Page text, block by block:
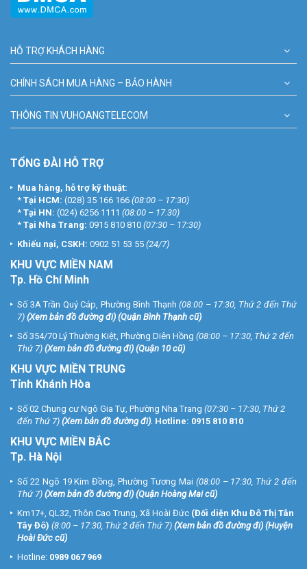
HỖ TRỢ KHÁCH HÀNG
CHÍNH SÁCH MUA HÀNG – BẢO HÀNH
THÔNG TIN VUHOANGTELECOM
TỔNG ĐÀI HỖ TRỢ
Mua hàng, hỗ trợ kỹ thuật:
* Tại HCM: (028) 35 166 166 (08:00 – 17:30)
* Tại HN: (024) 6256 1111 (08:00 – 17:30)
* Tại Nha Trang: 0915 810 810 (07:30 – 17:30)
Khiếu nại, CSKH: 0902 51 53 55 (24/7)
KHU VỰC MIỀN NAM
Tp. Hồ Chí Minh
Số 3A Trần Quý Cáp, Phường Bình Thạnh (08:00 – 17:30, Thứ 2 đến Thứ
7) (Xem bản đồ đường đi) (Quận Bình Thạnh cũ)
Số 354/70 Lý Thường Kiệt, Phường Diên Hồng (08:00 – 17:30, Thứ 2 đến
Thứ 7) (Xem bản đồ đường đi) (Quận 10 cũ)
KHU VỰC MIỀN TRUNG
Tỉnh Khánh Hòa
Số 02 Chung cư Ngô Gia Tự, Phường Nha Trang (07:30 – 17:30, Thứ 2
đến Thứ 7) (Xem bản đồ đường đi). Hotline: 0915 810 810
KHU VỰC MIỀN BẮC
Tp. Hà Nội
Số 22 Ngõ 19 Kim Đồng, Phường Tương Mai (08:00 – 17:30, Thứ 2 đến
Thứ 7) (Xem bản đồ đường đi) (Quận Hoàng Mai cũ)
Km17+, QL32, Thôn Cao Trung, Xã Hoài Đức (Đối diện Khu Đô Thị Tân
Tây Đô) (8:00 – 17:30, Thứ 2 đến Thứ 7) (Xem bản đồ đường đi) (Huyện
Hoài Đức cũ)
Hotline: 0989 067 969